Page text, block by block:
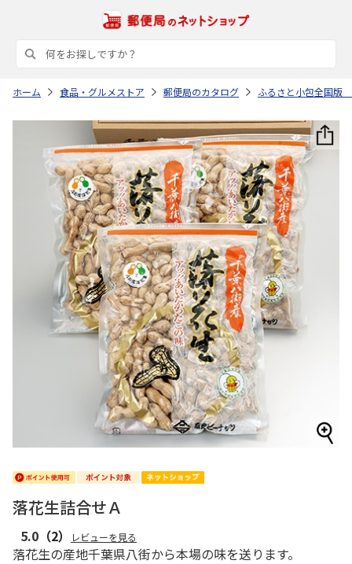
ホーム 食品・グルメストア 郵便局のカタログ ふるさと小包全国版
落花生詰合せＡ
5.0 （2） レビューを見る
落花生の産地千葉県八街から本場の味を送ります。